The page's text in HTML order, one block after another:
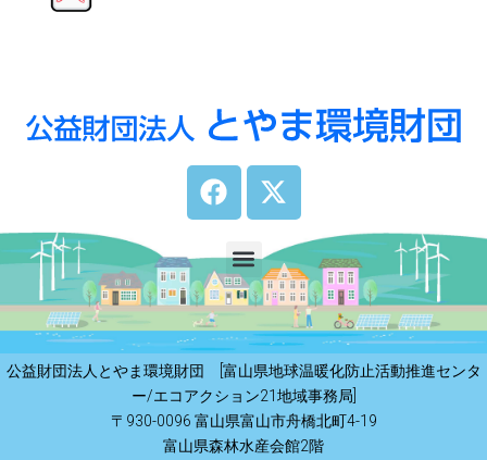
F
a
c
e
b
o
o
k
X
-
t
w
i
t
t
e
r
Menu
公益財団法人とやま環境財団 [富山県地球温暖化防止活動推進センタ
ー/エコアクション21地域事務局]
〒930-0096 富山県富山市舟橋北町4-19
富山県森林水産会館2階